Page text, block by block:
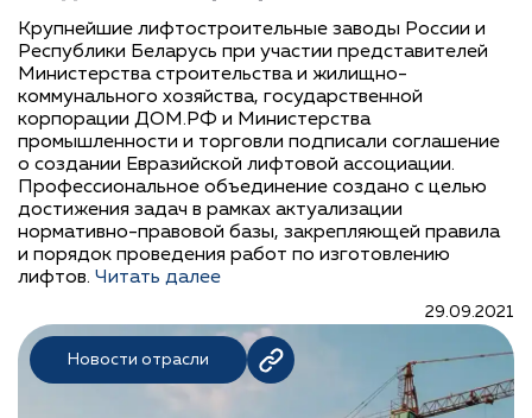
Крупнейшие лифтостроительные заводы России и
Республики Беларусь при участии представителей
Министерства строительства и жилищно-
коммунального хозяйства, государственной
корпорации ДОМ.РФ и Министерства
промышленности и торговли подписали соглашение
о создании Евразийской лифтовой ассоциации.
Профессиональное объединение создано с целью
достижения задач в рамках актуализации
нормативно-правовой базы, закрепляющей правила
и порядок проведения работ по изготовлению
лифтов. Читать далее
29.09.2021
Новости отрасли